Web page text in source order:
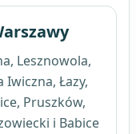
Lesznowola,
Iwiczna, Łazy,
Pruszków,
i Babice